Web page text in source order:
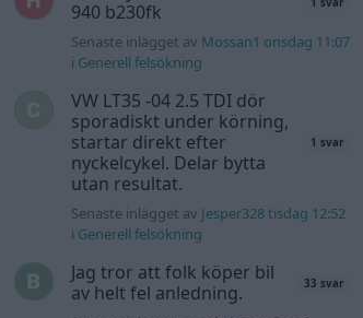
940 b230fk
Senaste inlägget av Mossan1 onsdag 11:07
i Generell felsökning
VW LT35 -04 2.5 TDI dör
sporadiskt under körning,
startar direkt efter
nyckelcykel. Delar bytta
utan resultat.
1 svar
Senaste inlägget av Jesper328 tisdag 12:52
i Generell felsökning
Jag tror att folk köper bil
av helt fel anledning.
33 svar